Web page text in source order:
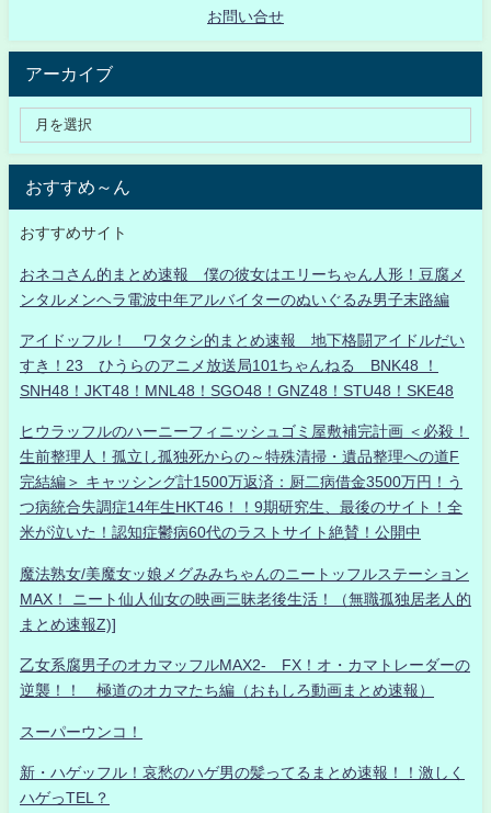
お問い合せ
アーカイブ
おすすめ～ん
おすすめサイト
おネコさん的まとめ速報 僕の彼女はエリーちゃん人形！豆腐メ
ンタルメンヘラ電波中年アルバイターのぬいぐるみ男子末路編
アイドッフル！ ワタクシ的まとめ速報 地下格闘アイドルだい
すき！23 ひうらのアニメ放送局101ちゃんねる BNK48 ！
SNH48！JKT48！MNL48！SGO48！GNZ48！STU48！SKE48
ヒウラッフルのハーニーフィニッシュゴミ屋敷補完計画 ＜必殺！
生前整理人！孤立し孤独死からの～特殊清掃・遺品整理への道F
完結編＞ キャッシング計1500万返済：厨二病借金3500万円！う
つ病統合失調症14年生HKT46！！9期研究生、最後のサイト！全
米が泣いた！認知症鬱病60代のラストサイト絶賛！公開中
魔法熟女/美魔女ッ娘メグみみちゃんのニートッフルステーション
MAX！ ニート仙人仙女の映画三昧老後生活！（無職孤独居老人的
まとめ速報Z)]
乙女系腐男子のオカマッフルMAX2- FX！オ・カマトレーダーの
逆襲！！ 極道のオカマたち編（おもしろ動画まとめ速報）
スーパーウンコ！
新・ハゲッフル！哀愁のハゲ男の髪ってるまとめ速報！！激しく
ハゲっTEL？